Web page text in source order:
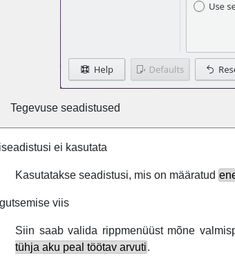
Tegevuse seadistused
ei kasutata
Kasutatakse seadistusi, mis on määratud
viis
Siin saab valida rippmenüüst mõne
tühja aku peal töötav arvuti.